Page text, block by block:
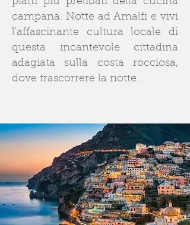
campana. Notte ad Amalfi e vivi
l'affascinante cultura locale di
questa incantevole cittadina
adagiata sulla costa rocciosa,
dove trascorrere la notte.